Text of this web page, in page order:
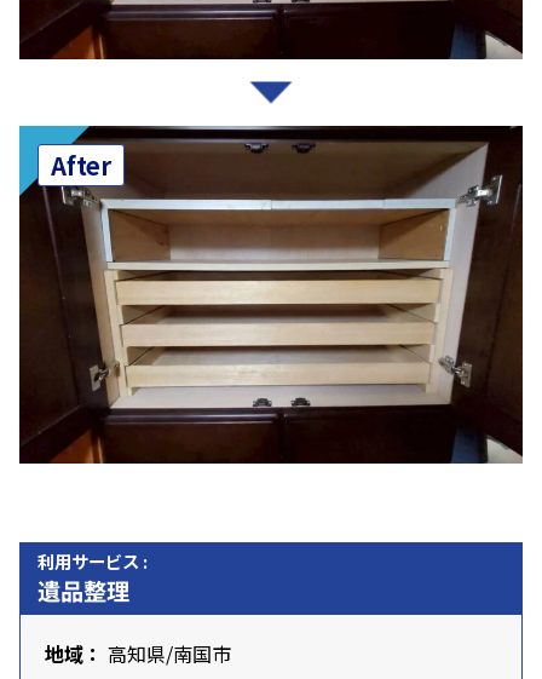
After
利用サービス :
遺品整理
地域： 高知県/南国市